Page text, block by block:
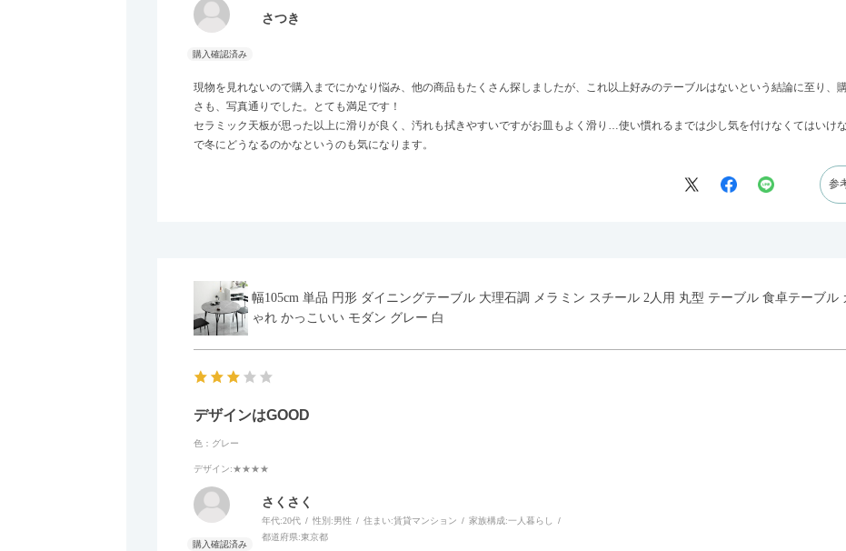
さつき
現物を見れないので購入までにかなり悩み、他の商品もたくさん探しましたが、これ以上好みのテーブルはないという結論に至り、
さも、写真通りでした。とても満足です！
セラミック天板が思った以上に滑りが良く、汚れも拭きやすいですがお皿もよく滑り…使い慣れるまでは少し気を付けなくてはいけ
で冬にどうなるのかなというのも気になります。
参
幅105cm 単品 円形 ダイニングテーブル 大理石調 メラミン スチール 2人用 丸型 テーブル 食卓テーブル
ゃれ かっこいい モダン グレー 白
デザインはGOOD
色：グレー
デザイン:★★★★
さくさく
年代:20代 性別:男性 住まい:賃貸マンション 家族構成:一人暮らし
都道府県:東京都